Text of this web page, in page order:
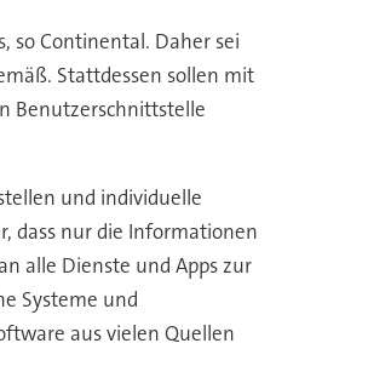
so Continental. Daher sei
Stattdessen sollen mit
Benutzerschnittstelle
und individuelle
dass nur die Informationen
alle Dienste und Apps zur
Systeme und
aus vielen Quellen